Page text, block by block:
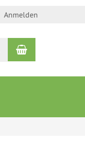
Anmelden
Warenkorb